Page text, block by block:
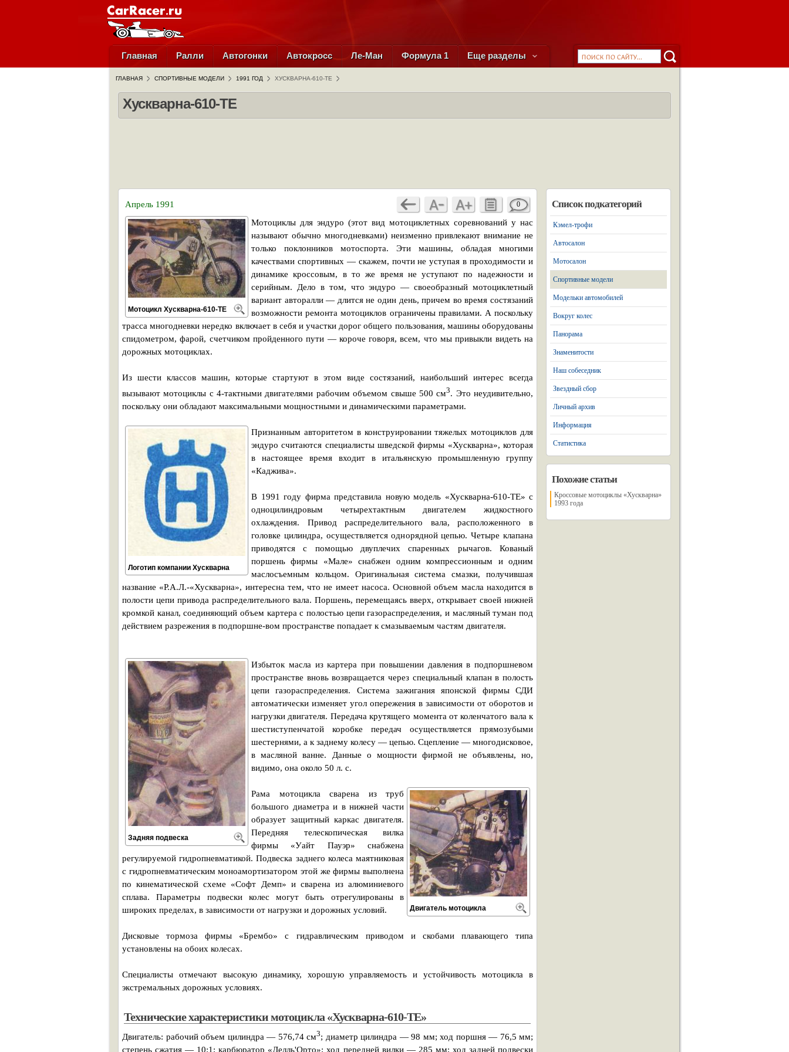
Главная Ралли Автогонки Автокросс Ле-Ман Формула 1 Еще разделы
ГЛАВНАЯ СПОРТИВНЫЕ МОДЕЛИ 1991 ГОД ХУСКВАРНА-610-ТЕ
Хускварна-610-ТЕ
Апрель 1991 0
Мотоцикл Хускварна-610-ТЕ
Мотоциклы для эндуро (этот вид мотоциклетных соревнований у нас
называют обычно многодневками) неизменно привлекают внимание не
только поклонников мотоспорта. Эти машины, обладая многими
качествами спортивных — скажем, почти не уступая в проходимости и
динамике кроссовым, в то же время не уступают по надежности и
серийным. Дело в том, что эндуро — своеобразный мотоциклетный
вариант авторалли — длится не один день, причем во время состязаний
возможности ремонта мотоциклов ограничены правилами. А поскольку
трасса многодневки нередко включает в себя и участки дорог общего пользования, машины оборудованы
спидометром, фарой, счетчиком пройденного пути — короче говоря, всем, что мы привыкли видеть на
дорожных мотоциклах.
Из шести классов машин, которые стартуют в этом виде состязаний, наибольший интерес всегда
вызывают мотоциклы с 4-тактными двигателями рабочим объемом свыше 500 см3. Это неудивительно,
поскольку они обладают максимальными мощностными и динамическими параметрами.
Логотип компании Хускварна
Признанным авторитетом в конструировании тяжелых мотоциклов для
эндуро считаются специалисты шведской фирмы «Хускварна», которая
в настоящее время входит в итальянскую промышленную группу
«Каджива».
В 1991 году фирма представила новую модель «Хускварна-610-ТЕ» с
одноцилиндровым четырехтактным двигателем жидкостного
охлаждения. Привод распределительного вала, расположенного в
головке цилиндра, осуществляется однорядной цепью. Четыре клапана
приводятся с помощью двуплечих спаренных рычагов. Кованый
поршень фирмы «Мале» снабжен одним компрессионным и одним
маслосъемным кольцом. Оригинальная система смазки, получившая
название «Р.А.Л.-«Хускварна», интересна тем, что не имеет насоса. Основной объем масла находится в
полости цепи привода распределительного вала. Поршень, перемещаясь вверх, открывает своей нижней
кромкой канал, соединяющий объем картера с полостью цепи газораспределения, и масляный туман под
действием разрежения в подпоршне-вом пространстве попадает к смазываемым частям двигателя.
Задняя подвеска
Избыток масла из картера при повышении давления в подпоршневом
пространстве вновь возвращается через специальный клапан в полость
цепи газораспределения. Система зажигания японской фирмы СДИ
автоматически изменяет угол опережения в зависимости от оборотов и
нагрузки двигателя. Передача крутящего момента от коленчатого вала к
шестиступенчатой коробке передач осуществляется прямозубыми
шестернями, а к заднему колесу — цепью. Сцепление — многодисковое,
в масляной ванне. Данные о мощности фирмой не объявлены, но,
видимо, она около 50 л. с.
Двигатель мотоцикла
Рама мотоцикла сварена из труб
большого диаметра и в нижней части
образует защитный каркас двигателя.
Передняя телескопическая вилка
фирмы «Уайт Пауэр» снабжена
регулируемой гидропневматикой. Подвеска заднего колеса маятниковая
с гидропневматическим моноамортизатором этой же фирмы выполнена
по кинематической схеме «Софт Демп» и сварена из алюминиевого
сплава. Параметры подвески колес могут быть отрегулированы в
широких пределах, в зависимости от нагрузки и дорожных условий.
Дисковые тормоза фирмы «Брембо» с гидравлическим приводом и скобами плавающего типа
установлены на обоих колесах.
Специалисты отмечают высокую динамику, хорошую управляемость и устойчивость мотоцикла в
экстремальных дорожных условиях.
Технические характеристики мотоцикла «Хускварна-610-ТЕ»
Двигатель: рабочий объем цилиндра — 576,74 см3; диаметр цилиндра — 98 мм; ход поршня — 76,5 мм;
степень сжатия — 10:1; карбюратор «Делль'Орто»; ход передней вилки — 285 мм; ход задней подвески
Список подкатегорий
Кэмел-трофи
Автосалон
Мотосалон
Спортивные модели
Модельки автомобилей
Вокруг колес
Панорама
Знаменитости
Наш собеседник
Звездный сбор
Личный архив
Информация
Статистика
Похожие статьи
Кроссовые мотоциклы «Хускварна»
1993 года